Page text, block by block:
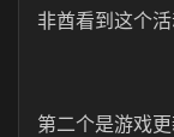
非酋看到这个活
第二个是游戏